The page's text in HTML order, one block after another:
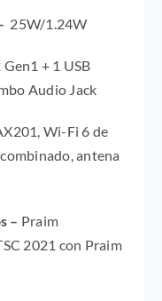
25W/1.24W
Gen1 + 1 USB
Audio Jack
Wi-Fi 6 de
antena
– Praim
2021 con Praim